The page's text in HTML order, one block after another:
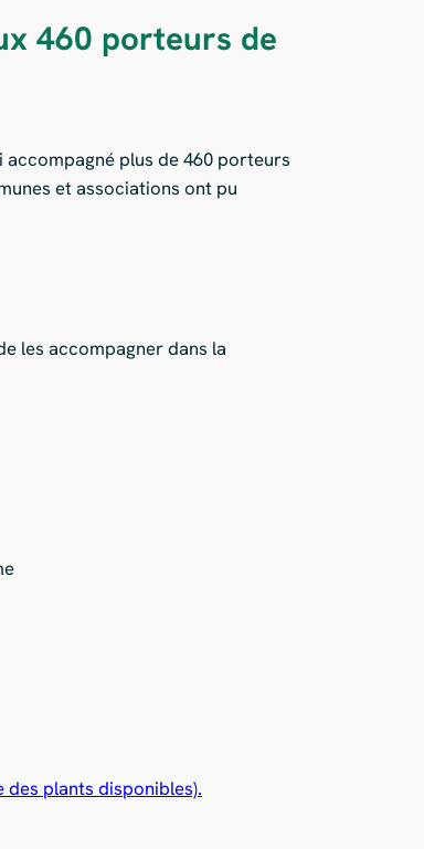
460 porteurs de
accompagné plus de 460 porteurs
et associations ont pu
les accompagner dans la
plants disponibles).